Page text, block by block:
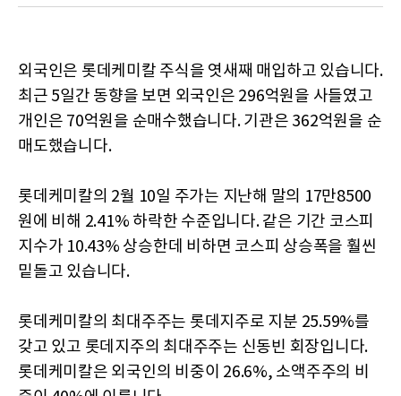
외국인은 롯데케미칼 주식을 엿새째 매입하고 있습니다.
최근 5일간 동향을 보면 외국인은 296억원을 사들였고
개인은 70억원을 순매수했습니다. 기관은 362억원을 순
매도했습니다.
롯데케미칼의 2월 10일 주가는 지난해 말의 17만8500
원에 비해 2.41% 하락한 수준입니다. 같은 기간 코스피
지수가 10.43% 상승한데 비하면 코스피 상승폭을 훨씬
밑돌고 있습니다.
롯데케미칼의 최대주주는 롯데지주로 지분 25.59%를
갖고 있고 롯데지주의 최대주주는 신동빈 회장입니다.
롯데케미칼은 외국인의 비중이 26.6%, 소액주주의 비